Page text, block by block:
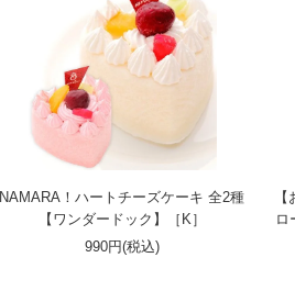
NAMARA！ハートチーズケーキ 全2種
【ワンダードック】［K］
990円(税込)
ロ